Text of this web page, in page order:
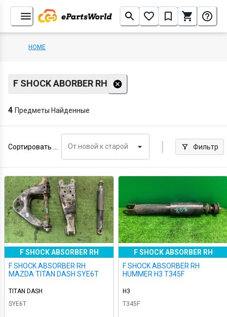
HOME
F SHOCK ABORBER RH
4 Предметы Найденные
От новой к старой Фильтр
F SHOCK ABSORBER RH
F SHOCK ABSORBER RH
MAZDA TITAN DASH SYE6T
TITAN DASH
SYE6T
F SHOCK ABSORBER RH
F SHOCK ABSORBER RH
HUMMER H3 T345F
H3
T345F